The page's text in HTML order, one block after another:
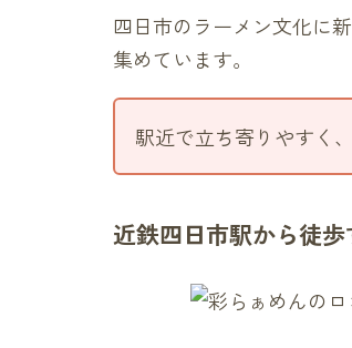
四日市のラーメン文化に
集めています。
駅近で立ち寄りやすく
近鉄四日市駅から徒